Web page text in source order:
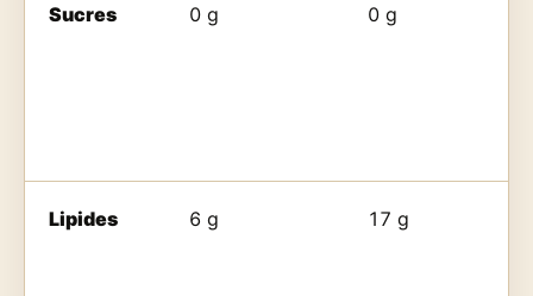
Sucres 0 g 0 g
Lipides 6 g 17 g